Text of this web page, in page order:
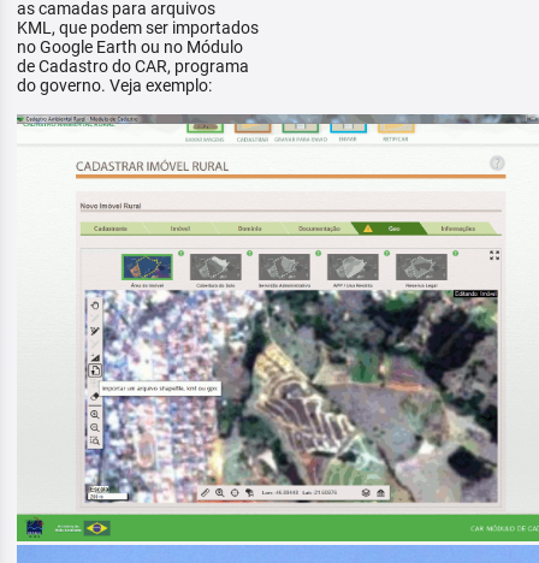
as camadas para arquivos
KML, que podem ser importados
no Google Earth ou no Módulo
de Cadastro do CAR, programa
do governo. Veja exemplo: